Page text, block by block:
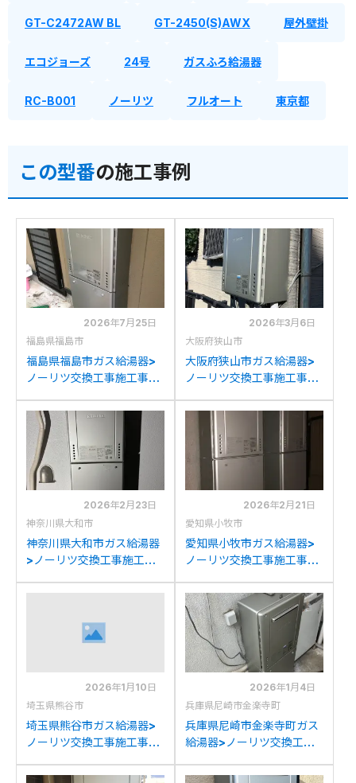
GT-C2472AW BL GT-2450(S)AWX 屋外壁掛
エコジョーズ 24号 ガスふろ給湯器
RC-B001 ノーリツ フルオート 東京都
この型番の施工事例
2026年7月25日
福島県福島市
福島県福島市ガス給湯器>
ノーリツ交換工事施工事
E244AWDLからノーリツ
GT-C2472AW BLへの交
換
2026年3月6日
大阪府狭山市
大阪府狭山市ガス給湯器>
ノーリツ交換工事施工事
C2442(S)AWXからノー
リツGT-C2472AW BLへ
の交換
2026年2月23日
神奈川県大和市
神奈川県大和市ガス給湯器
>ノーリツ交換工事施工事
2428AWXからノーリツ
2026年2月21日
愛知県小牧市
愛知県小牧市ガス給湯器>
ノーリツ交換工事施工事
2400AWXからノーリツ
GT-C2472AW BLへの交
換
2026年1月10日
埼玉県熊谷市
埼玉県熊谷市ガス給湯器>
ノーリツ交換工事施工事
C2452SAWXからノーリ
2026年1月4日
兵庫県尼崎市金楽寺町
兵庫県尼崎市金楽寺町ガス
給湯器>ノーリツ交換工事
C2052SAWXからノーリ